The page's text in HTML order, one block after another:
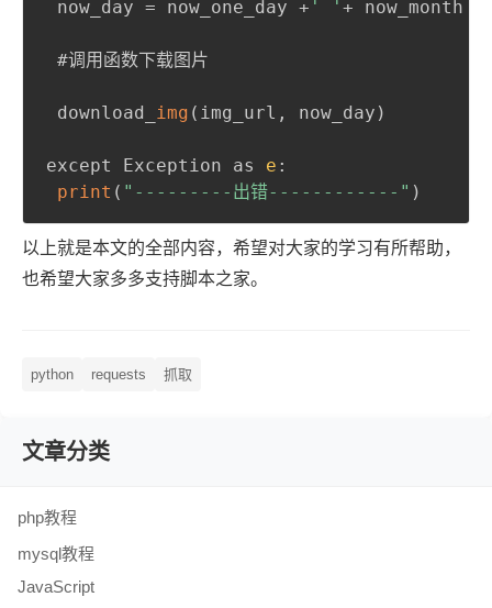
now_day = now_one_day + ' ' + now_month
#调用函数下载图片
download_ img ( img_url , now_day )
except Exception as e :
print ( "---------出错------------" )
以上就是本文的全部内容，希望对大家的学习有所帮助，
也希望大家多多支持脚本之家。
python requests 抓取
文章分类
php教程
mysql教程
JavaScript